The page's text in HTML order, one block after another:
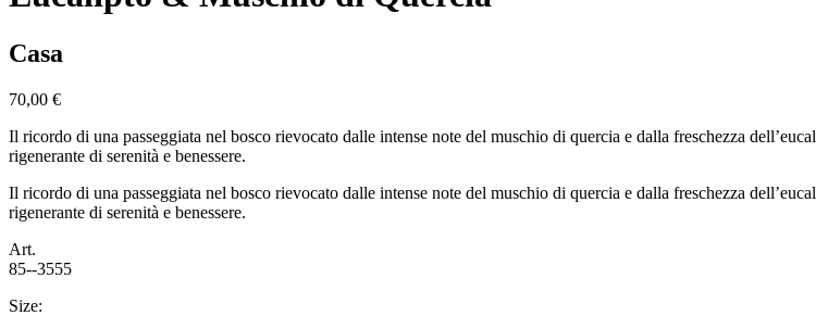
Casa
70,00 €
Il ricordo di una passeggiata nel bosco rievocato dalle intense note del muschio di quercia e dalla freschezza
rigenerante di serenità e benessere.
Il ricordo di una passeggiata nel bosco rievocato dalle intense note del muschio di quercia e dalla freschezza
rigenerante di serenità e benessere.
Art.
85--3555
Size: